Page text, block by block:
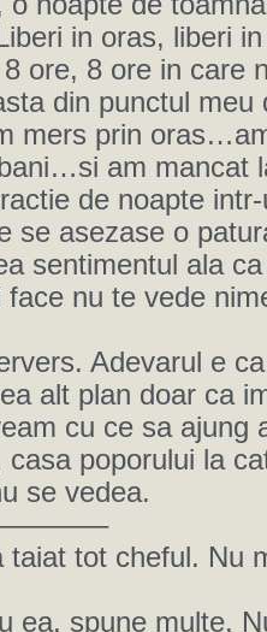
in oras, liberi in
ore, 8 ore in care
din punctul meu
mers prin
am mancat
de noapte
se asezase o
sentimentul ala
nu te vede
Adevarul e
alt plan doar ca
cu ce sa ajung
poporului la
se vedea.
taiat tot cheful. Nu
ea, spune multe.